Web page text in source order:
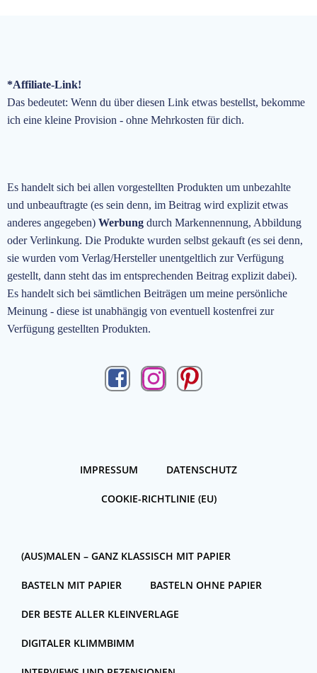
*Affiliate-Link!
Das bedeutet: Wenn du über diesen Link etwas bestellst, bekomme
ich eine kleine Provision - ohne Mehrkosten für dich.
Es handelt sich bei allen vorgestellten Produkten um unbezahlte
und unbeauftragte (es sein denn, im Beitrag wird explizit etwas
anderes angegeben) Werbung durch Markennennung, Abbildung
oder Verlinkung. Die Produkte wurden selbst gekauft (es sei denn,
sie wurden vom Verlag/Hersteller unentgeltlich zur Verfügung
gestellt, dann steht das im entsprechenden Beitrag explizit dabei).
Es handelt sich bei sämtlichen Beiträgen um meine persönliche
Meinung - diese ist unabhängig von eventuell kostenfrei zur
Verfügung gestellten Produkten.
IMPRESSUM DATENSCHUTZ
COOKIE-RICHTLINIE (EU)
(AUS)MALEN – GANZ KLASSISCH MIT PAPIER
BASTELN MIT PAPIER BASTELN OHNE PAPIER
DER BESTE ALLER KLEINVERLAGE
DIGITALER KLIMMBIMM